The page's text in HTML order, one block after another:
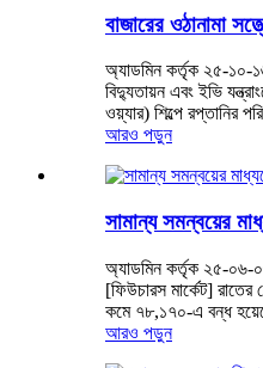
বাজারের ওঠানামা
অ্যাডমিন কর্তৃক ২৫-১০-
বিদ্যুতায়ন এবং ইভি
ওয়্যার) শিল্পে রপ্তানির
আরও পড়ুন
সামান্য সমন্বয়ের
অ্যাডমিন কর্তৃক ২৫-০৬-
[ফিউচারস মার্কেট]
কমে ৭৮,১৭০-এ বন্ধ
আরও পড়ুন